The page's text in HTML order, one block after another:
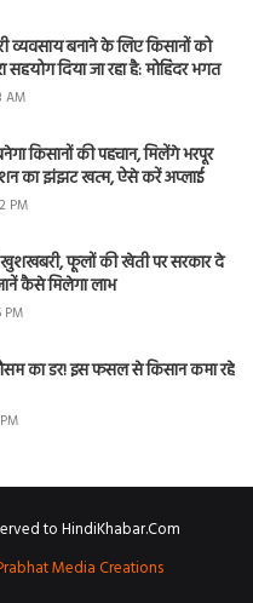
व्यवसाय बनाने के लिए किसानों को
सहयोग दिया जा रहा है: मोहिंदर भगत
AM
किसानों की पहचान, मिलेंगे भरपूर
का झंझट खत्म, ऐसे करें अप्लाई
PM
फूलों की खेती पर सरकार दे
कैसे मिलेगा लाभ
PM
का डर! इस फसल से किसान कमा रहे
to HindiKhabar.Com
Media Creations